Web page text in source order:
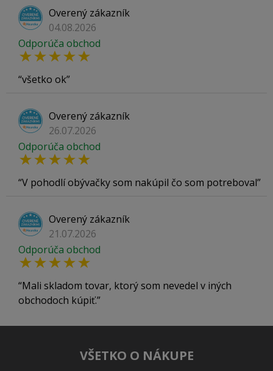
Overený zákazník
04.08.2026
Odporúča obchod
všetko ok
Overený zákazník
26.07.2026
Odporúča obchod
V pohodlí obývačky som nakúpil čo som potreboval
Overený zákazník
21.07.2026
Odporúča obchod
Mali skladom tovar, ktorý som nevedel v iných
obchodoch kúpiť.
VŠETKO O NÁKUPE